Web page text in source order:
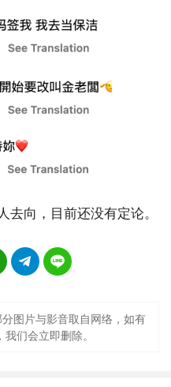
向，目前还没有定论。
分图片与影音取自网络，如有
们会立即删除。